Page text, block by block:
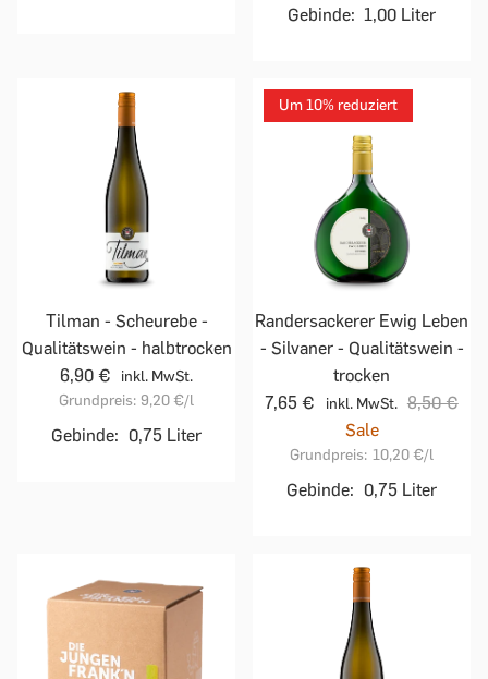
Gebinde: 1,00 Liter
Tilman - Scheurebe -
Qualitätswein - halbtrocken
6,90 €
inkl. MwSt.
Grundpreis: 9,20 €/l
Gebinde: 0,75 Liter
Um 10% reduziert
Randersackerer Ewig Leben
- Silvaner - Qualitätswein -
trocken
7,65 €
inkl. MwSt. 8,50 €
Sale
Grundpreis: 10,20 €/l
Gebinde: 0,75 Liter